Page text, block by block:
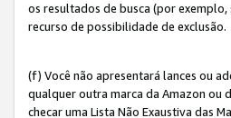
os resultados de busca (por
recurso de possibilidade de exclusão.
(f) Você não apresentará lances ou
qualquer outra marca da Amazon ou
checar uma Lista Não Exaustiva das